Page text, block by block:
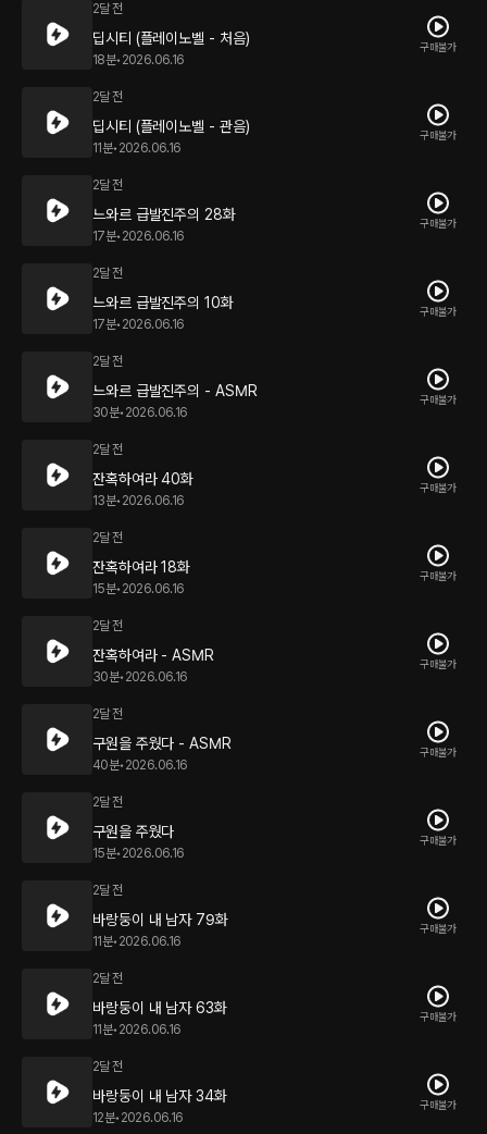
2달 전
딥시티 (플레이노벨 - 처음)
18분• 2026.06.16
구매불가
2달 전
딥시티 (플레이노벨 - 관음)
11분• 2026.06.16
구매불가
2달 전
느와르 급발진주의 28화
17분• 2026.06.16
구매불가
2달 전
느와르 급발진주의 10화
17분• 2026.06.16
구매불가
2달 전
느와르 급발진주의 - ASMR
30분• 2026.06.16
구매불가
2달 전
잔혹하여라 40화
13분• 2026.06.16
구매불가
2달 전
잔혹하여라 18화
15분• 2026.06.16
구매불가
2달 전
잔혹하여라 - ASMR
30분• 2026.06.16
구매불가
2달 전
구원을 주웠다 - ASMR
40분• 2026.06.16
구매불가
2달 전
구원을 주웠다
15분• 2026.06.16
구매불가
2달 전
바랑둥이 내 남자 79화
11분• 2026.06.16
구매불가
2달 전
바랑둥이 내 남자 63화
11분• 2026.06.16
구매불가
2달 전
바랑둥이 내 남자 34화
12분• 2026.06.16
구매불가